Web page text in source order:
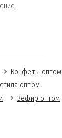
Конфеты оптом
оптом
Зефир оптом